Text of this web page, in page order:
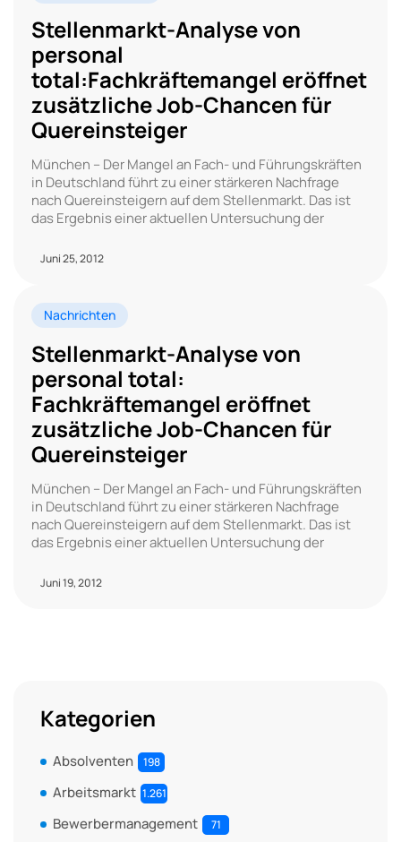
Stellenmarkt-Analyse von
personal
total:Fachkräftemangel eröffnet
zusätzliche Job-Chancen für
Quereinsteiger
München – Der Mangel an Fach- und Führungskräften
in Deutschland führt zu einer stärkeren Nachfrage
nach Quereinsteigern auf dem Stellenmarkt. Das ist
das Ergebnis einer aktuellen Untersuchung der
Juni 25, 2012
Nachrichten
Stellenmarkt-Analyse von
personal total:
Fachkräftemangel eröffnet
zusätzliche Job-Chancen für
Quereinsteiger
München – Der Mangel an Fach- und Führungskräften
in Deutschland führt zu einer stärkeren Nachfrage
nach Quereinsteigern auf dem Stellenmarkt. Das ist
das Ergebnis einer aktuellen Untersuchung der
Juni 19, 2012
Kategorien
Absolventen 198
Arbeitsmarkt 1.261
Bewerbermanagement 71